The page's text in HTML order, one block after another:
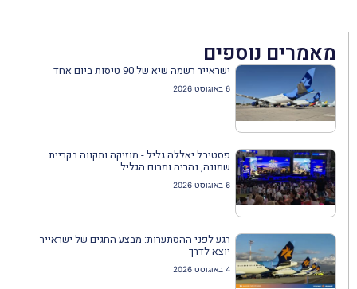
מאמרים נוספים
ישראייר רשמה שיא של 90 טיסות ביום אחד
6 באוגוסט 2026
פסטיבל יאללה גליל - מוזיקה ותקווה בקריית
שמונה, נהריה ומרום הגליל
6 באוגוסט 2026
רגע לפני ההסתערות: מבצע החגים של ישראייר
יוצא לדרך
4 באוגוסט 2026